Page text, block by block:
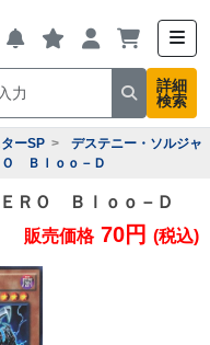
詳細
検索
ーSP
デステニー・ソルジャ
Ｏ Ｂｌｏｏ－Ｄ
ＲＯ Ｂｌｏｏ－Ｄ
販売価格 70円 (税込)